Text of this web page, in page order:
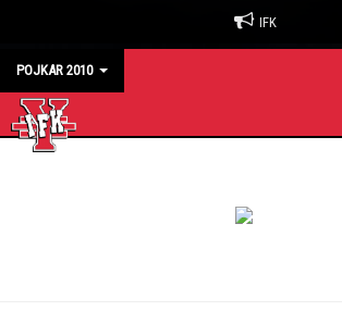
IFK
POJKAR 2010